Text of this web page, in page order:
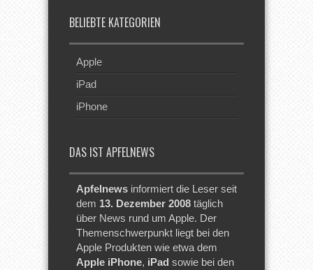
BELIEBTE KATEGORIEN
Apple
iPad
iPhone
DAS IST APFELNEWS
Apfelnews informiert die Leser seit
dem 13. Dezember 2008 täglich
über News rund um Apple. Der
Themenschwerpunkt liegt bei den
Apple Produkten wie etwa dem
Apple iPhone, iPad sowie bei den